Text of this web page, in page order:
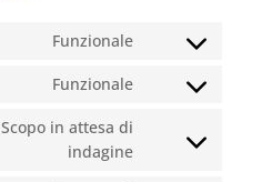
Funzionale
Consent
service
Funzionale
Consent
service
Scopo in attesa di
indagine
Consent